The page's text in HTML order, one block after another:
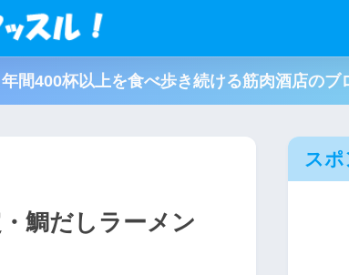
間400杯以上を食べ歩き続ける筋肉酒店のブ
鯛だしラーメン
ス